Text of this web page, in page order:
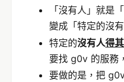
「沒有人」就是
變成「特定的沒
特定的沒有人得
要找 g0v 的服務
要做的是，把